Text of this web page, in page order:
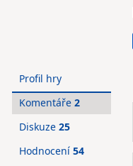
Profil hry
Komentáře 2
Diskuze 25
Hodnocení 54